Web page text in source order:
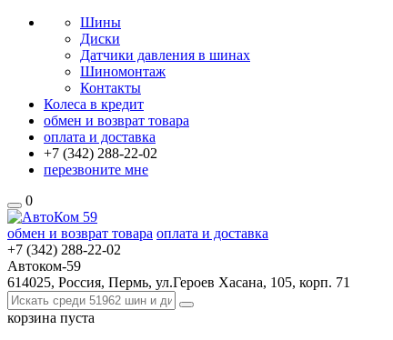
Шины
Диски
Датчики давления в шинах
Шиномонтаж
Контакты
Колеса в кредит
обмен и возврат товара
оплата и доставка
+7 (342) 288-22-02
перезвоните мне
0
обмен и возврат товара оплата и доставка
+7 (342) 288-22-02
Автоком-59
614025, Россия, Пермь, ул.Героев Хасана, 105, корп. 71
корзина пуста